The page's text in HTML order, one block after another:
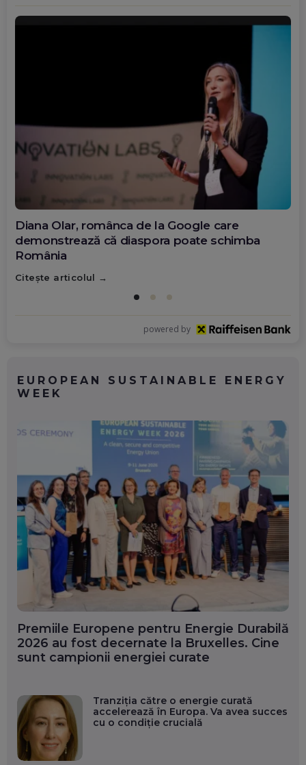
Diana Olar, românca de la Google care
demonstrează că diaspora poate schimba
România
Citește articolul
powered by
EUROPEAN SUSTAINABLE ENERGY
WEEK
Premiile Europene pentru Energie Durabilă
2026 au fost decernate la Bruxelles. Cine
sunt campionii energiei curate
Tranziția către o energie curată
accelerează în Europa. Va avea succes
cu o condiție crucială